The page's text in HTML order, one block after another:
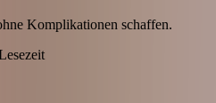
Komplikationen schaffen.